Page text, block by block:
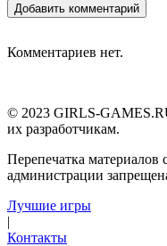
Добавить комментарий
Комментариев нет.
© 2023 GIRLS-
их разработчикам.
Перепечатка материалов
администрации
Лучшие игры
|
Контакты